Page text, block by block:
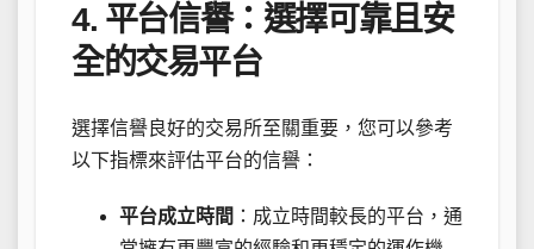
4. 平台信譽：選擇可靠且安
全的交易平台
選擇信譽良好的交易所至關重要，您可以參考
以下指標來評估平台的信譽：
平台成立時間 ：成立時間較長的平台，通